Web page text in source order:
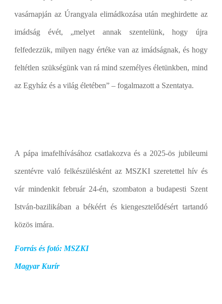
vasárnapján az Úrangyala elimádkozása után meghirdette az
imádság évét, „melyet annak szentelünk, hogy újra
felfedezzük, milyen nagy értéke van az imádságnak, és hogy
feltétlen szükségünk van rá mind személyes életünkben, mind
az Egyház és a világ életében” – fogalmazott a Szentatya.
A pápa imafelhívásához csatlakozva és a 2025-ös jubileumi
szentévre való felkészülésként az MSZKI szeretettel hív és
vár mindenkit február 24-én, szombaton a budapesti Szent
István-bazilikában a békéért és kiengesztelődésért tartandó
közös imára.
Forrás és fotó: MSZKI
Magyar Kurír